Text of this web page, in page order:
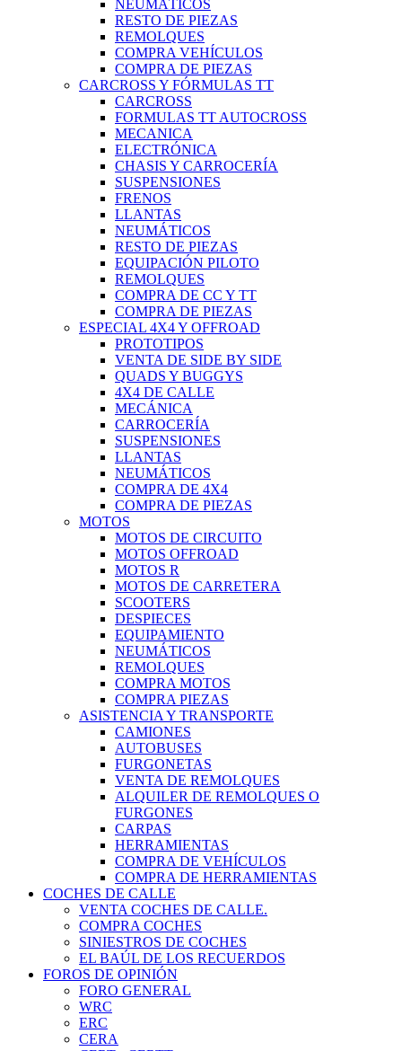
NEUMÁTICOS
RESTO DE PIEZAS
REMOLQUES
COMPRA VEHÍCULOS
COMPRA DE PIEZAS
CARCROSS Y FÓRMULAS TT
CARCROSS
FORMULAS TT AUTOCROSS
MECANICA
ELECTRÓNICA
CHASIS Y CARROCERÍA
SUSPENSIONES
FRENOS
LLANTAS
NEUMÁTICOS
RESTO DE PIEZAS
EQUIPACIÓN PILOTO
REMOLQUES
COMPRA DE CC Y TT
COMPRA DE PIEZAS
ESPECIAL 4X4 Y OFFROAD
PROTOTIPOS
VENTA DE SIDE BY SIDE
QUADS Y BUGGYS
4X4 DE CALLE
MECÁNICA
CARROCERÍA
SUSPENSIONES
LLANTAS
NEUMÁTICOS
COMPRA DE 4X4
COMPRA DE PIEZAS
MOTOS
MOTOS DE CIRCUITO
MOTOS OFFROAD
MOTOS R
MOTOS DE CARRETERA
SCOOTERS
DESPIECES
EQUIPAMIENTO
NEUMÁTICOS
REMOLQUES
COMPRA MOTOS
COMPRA PIEZAS
ASISTENCIA Y TRANSPORTE
CAMIONES
AUTOBUSES
FURGONETAS
VENTA DE REMOLQUES
ALQUILER DE REMOLQUES O
FURGONES
CARPAS
HERRAMIENTAS
COMPRA DE VEHÍCULOS
COMPRA DE HERRAMIENTAS
COCHES DE CALLE
VENTA COCHES DE CALLE.
COMPRA COCHES
SINIESTROS DE COCHES
EL BAÚL DE LOS RECUERDOS
FOROS DE OPINIÓN
FORO GENERAL
WRC
ERC
CERA